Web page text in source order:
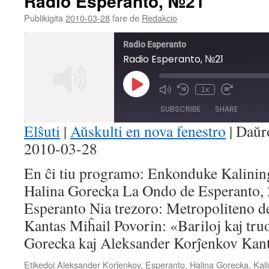
Publikigita 2010-03-28fare de Redakcio
Radio Esperanto
Radio Esperanto, №21
Play
Episode Mute/Unmute
Rewind
Seconds
1x
Fast
30
seconds
SUBSCRIBE SHARE
SHARE
LINK
EMBED
Elŝuti | Aŭskulti en nova fenestro |
2010-03-28
En ĉi tiu programo: Enkonduke
Halina Gorecka La Ondo de
Esperanto Nia trezoro: Metropoliteno
Kantas Miĥail Povorin: «Bariloj kaj
Gorecka kaj Aleksander Korĵenkov
EtikedojAleksander Korĵenkov, Esperanto, Halina Gorecka,